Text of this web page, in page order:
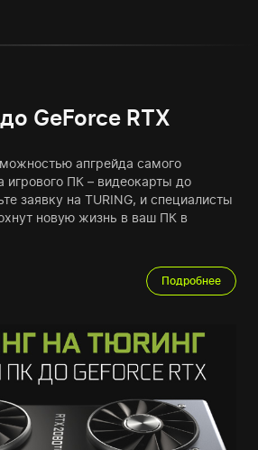
GeForce RTX
апгрейда самого
игрового ПК – видеокарты до
заявку на TURING, и специалисты
новую жизнь в ваш ПК в
Подробнее